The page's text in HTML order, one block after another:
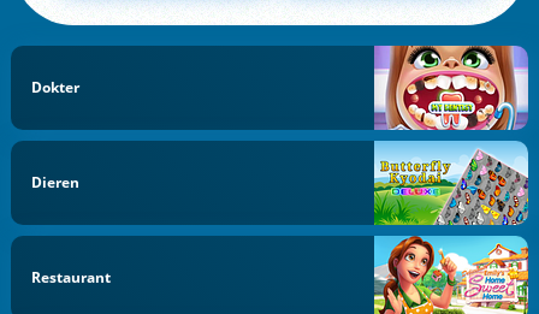
Dokter
Dieren
Restaurant